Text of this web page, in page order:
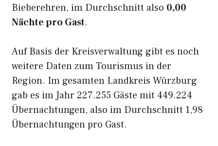
Bieberehren, im Durchschnitt also 0,00
Nächte pro Gast.
Auf Basis der Kreisverwaltung gibt es noch
weitere Daten zum Tourismus in der
Region. Im gesamten Landkreis Würzburg
gab es im Jahr 227.255 Gäste mit 449.224
Übernachtungen, also im Durchschnitt 1,98
Übernachtungen pro Gast.